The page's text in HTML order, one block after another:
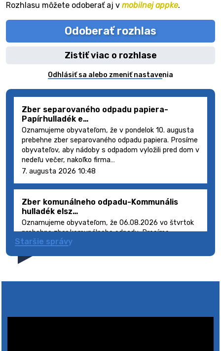
Rozhlasu môžete odoberať aj v mobilnej appke.
Odoberať rozhlas
Zistiť viac o rozhlase
Odhlásiť sa alebo zmeniť nastavenia
Zber separovaného odpadu papiera-
Papírhulladék e…
Oznamujeme obyvateľom, že v pondelok 10. augusta
prebehne zber separovaného odpadu papiera. Prosíme
obyvateľov, aby nádoby s odpadom vyložili pred dom v
nedeľu večer, nakoľko firma…
7. augusta 2026 10:48
Zber komunálneho odpadu-Kommunális
hulladék elsz…
Oznamujeme obyvateľom, že 06.08.2026 vo štvrtok
prebehne zber komunálneho odpadu. Prosíme
obyvateľov, aby smetné nádoby s odpadom vyložili
5. augusta 2026 08:41
Staršie správy